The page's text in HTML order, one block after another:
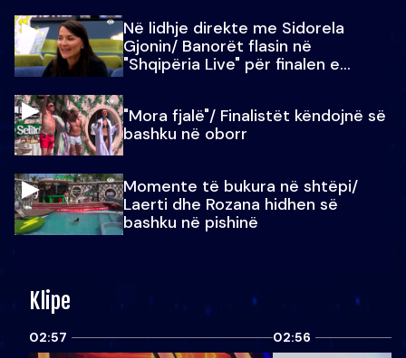
Në lidhje direkte me Sidorela
Gjonin/ Banorët flasin në
"Shqipëria Live" për finalen e
"Mora fjalë"/ Finalistët këndojnë së
bashku në oborr
Momente të bukura në shtëpi/
Laerti dhe Rozana hidhen së
bashku në pishinë
Klipe
02:57 02:56